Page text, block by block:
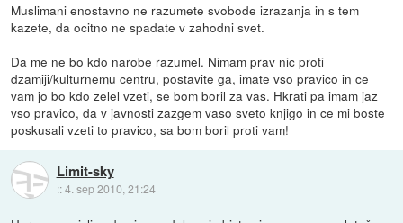
Muslimani enostavno ne razumete svobode izrazanja in s tem
kazete, da ocitno ne spadate v zahodni svet.
Da me ne bo kdo narobe razumel. Nimam prav nic proti
dzamiji/kulturnemu centru, postavite ga, imate vso pravico in ce
vam jo bo kdo zelel vzeti, se bom boril za vas. Hkrati pa imam jaz
vso pravico, da v javnosti zazgem vaso sveto knjigo in ce mi boste
poskusali vzeti to pravico, sa bom boril proti vam!
Limit-sky
::4. sep 2010, 21:24